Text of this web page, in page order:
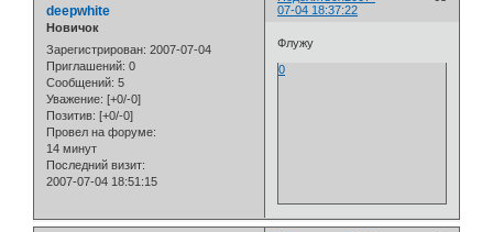
07-04 18:37:22
deepwhite
Новичок
Зарегистрирован: 2007-07-04
Приглашений: 0
Сообщений: 5
Уважение: [+0/-0]
Позитив: [+0/-0]
Провел на форуме:
14 минут
Последний визит:
2007-07-04 18:51:15
Флужу
0